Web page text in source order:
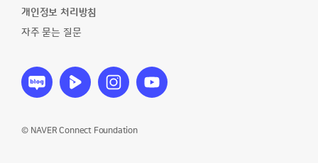
© NAVER Connect Foundation
개인정보 처리방침
자주 묻는 질문
소
프
트
야
소
프
트
야
소
프
트
야
소
프
트
야